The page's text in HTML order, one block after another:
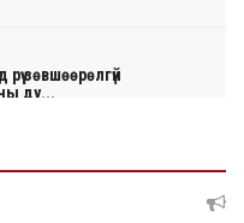
зөвшөөрөлгүй
ду...